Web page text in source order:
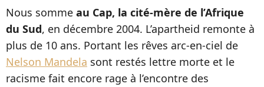
Nous somme au Cap, la cité-mère de l’Afrique
du Sud, en décembre 2004. L’apartheid remonte à
plus de 10 ans. Portant les rêves arc-en-ciel de
Nelson Mandela sont restés lettre morte et le
racisme fait encore rage à l’encontre des